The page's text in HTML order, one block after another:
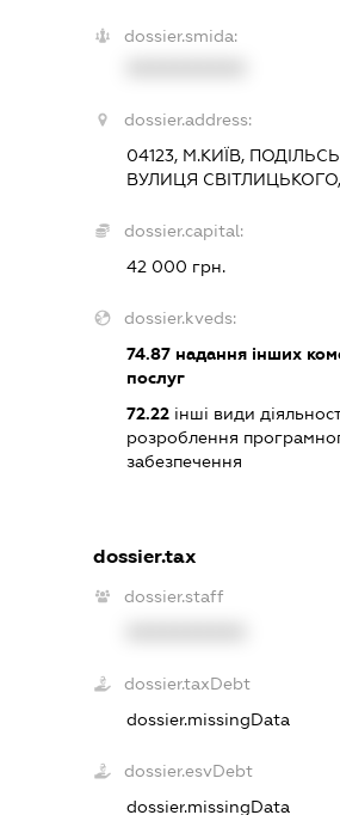
dossier.smida:
dossier.address:
04123, М.КИЇВ,
ВУЛИЦЯ
dossier.capital:
42 000 грн.
dossier.kveds:
74.87надання інших
послуг
72.22інші види
розроблення
забезпечення
dossier.tax
dossier.staff
dossier.taxDebt
dossier.missingData
dossier.esvDebt
dossier.missingData